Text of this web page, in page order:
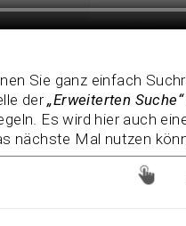
Sie ganz einfach
der„Erweiterten Suche“
Es wird hier auch
nächste Mal nutzen